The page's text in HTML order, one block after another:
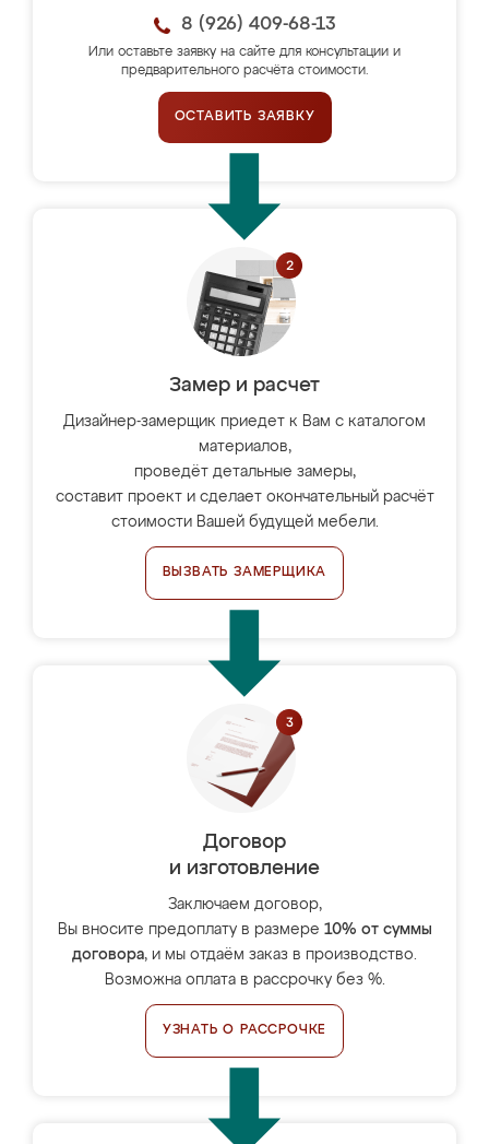
8 (926) 409-68-13
Или оставьте заявку на сайте для консультации и
предварительного расчёта стоимости.
ОСТАВИТЬ ЗАЯВКУ
Замер и расчет
Дизайнер-замерщик приедет к Вам с каталогом
материалов,
проведёт детальные замеры,
составит проект и сделает окончательный расчёт
стоимости Вашей будущей мебели.
ВЫЗВАТЬ ЗАМЕРЩИКА
Договор
и изготовление
Заключаем договор,
Вы вносите предоплату в размере 10% от суммы
договора, и мы отдаём заказ в производство.
Возможна оплата в рассрочку без %.
УЗНАТЬ О РАССРОЧКЕ